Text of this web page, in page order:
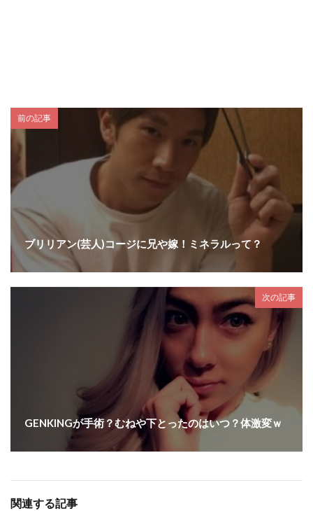
前の記事
ブリリアン(芸人)コージに兄や嫁！ミネラルって？
次の記事
GENKINGが手術？むねや下とったのはいつ？体激変ｗ
関連する記事